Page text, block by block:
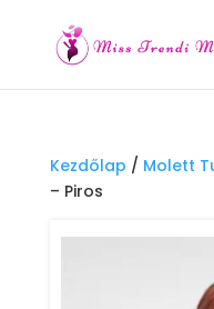
Kezdőlap / Molett
– Piros